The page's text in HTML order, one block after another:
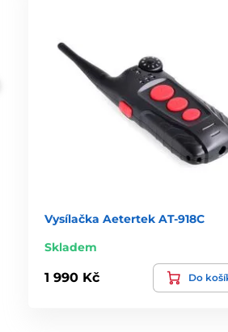
Vysílačka Aetertek AT-918C
Skladem
1 990 Kč Do